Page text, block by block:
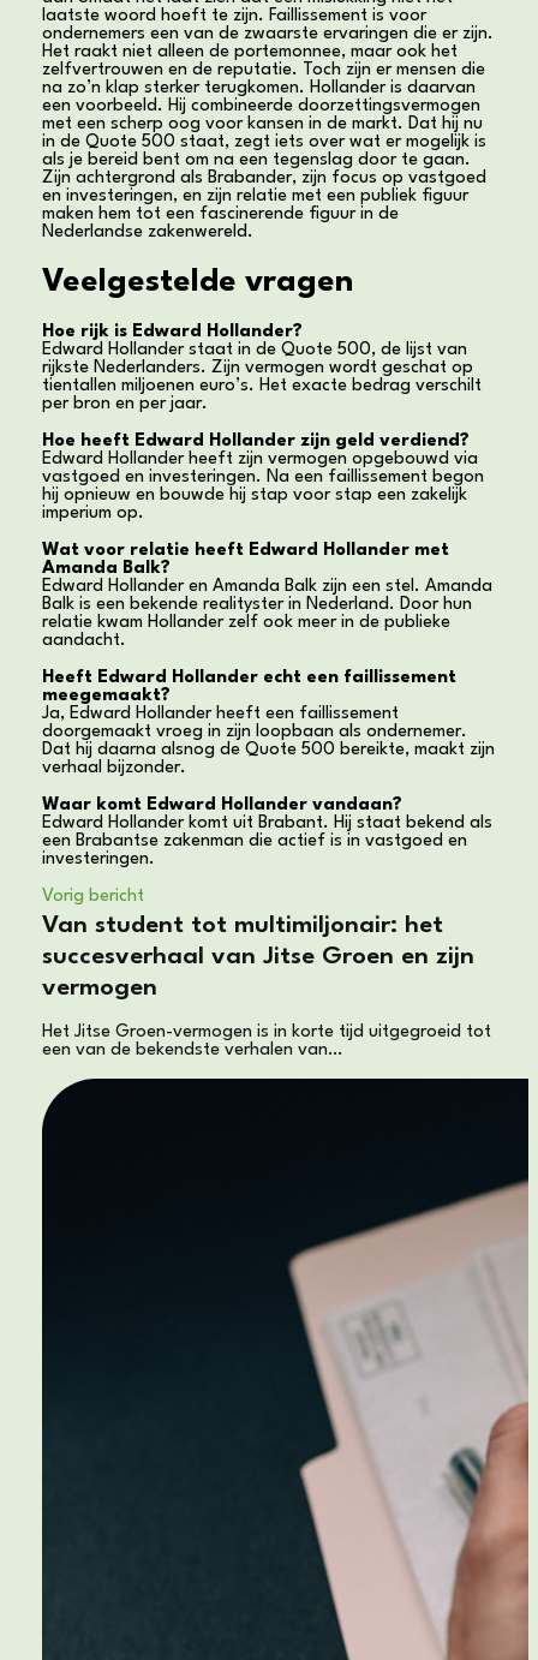
laatste woord hoeft te zijn. Faillissement is voor
ondernemers een van de zwaarste ervaringen die er zijn.
Het raakt niet alleen de portemonnee, maar ook het
zelfvertrouwen en de reputatie. Toch zijn er mensen die
na zo’n klap sterker terugkomen. Hollander is daarvan
een voorbeeld. Hij combineerde doorzettingsvermogen
met een scherp oog voor kansen in de markt. Dat hij nu
in de Quote 500 staat, zegt iets over wat er mogelijk is
als je bereid bent om na een tegenslag door te gaan.
Zijn achtergrond als Brabander, zijn focus op vastgoed
en investeringen, en zijn relatie met een publiek figuur
maken hem tot een fascinerende figuur in de
Nederlandse zakenwereld.
Veelgestelde vragen
Hoe rijk is Edward Hollander?
Edward Hollander staat in de Quote 500, de lijst van
rijkste Nederlanders. Zijn vermogen wordt geschat op
tientallen miljoenen euro’s. Het exacte bedrag verschilt
per bron en per jaar.
Hoe heeft Edward Hollander zijn geld verdiend?
Edward Hollander heeft zijn vermogen opgebouwd via
vastgoed en investeringen. Na een faillissement begon
hij opnieuw en bouwde hij stap voor stap een zakelijk
imperium op.
Wat voor relatie heeft Edward Hollander met
Amanda Balk?
Edward Hollander en Amanda Balk zijn een stel. Amanda
Balk is een bekende realityster in Nederland. Door hun
relatie kwam Hollander zelf ook meer in de publieke
aandacht.
Heeft Edward Hollander echt een faillissement
meegemaakt?
Ja, Edward Hollander heeft een faillissement
doorgemaakt vroeg in zijn loopbaan als ondernemer.
Dat hij daarna alsnog de Quote 500 bereikte, maakt zijn
verhaal bijzonder.
Waar komt Edward Hollander vandaan?
Edward Hollander komt uit Brabant. Hij staat bekend als
een Brabantse zakenman die actief is in vastgoed en
investeringen.
Vorig bericht
Van student tot multimiljonair: het
succesverhaal van Jitse Groen en zijn
vermogen
Het Jitse Groen-vermogen is in korte tijd uitgegroeid tot
een van de bekendste verhalen van…